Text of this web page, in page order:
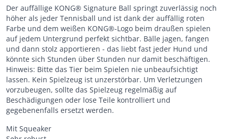
Der auffällige KONG® Signature Ball springt zuverlässig noch
höher als jeder Tennisball und ist dank der auffällig roten
Farbe und dem weißen KONG®-Logo beim draußen spielen
auf jedem Untergrund perfekt sichtbar. Bälle jagen, fangen
und dann stolz apportieren - das liebt fast jeder Hund und
könnte sich Stunden über Stunden nur damit beschäftigen.
Hinweis: Bitte das Tier beim Spielen nie unbeaufsichtigt
lassen. Kein Spielzeug ist unzerstörbar. Um Verletzungen
vorzubeugen, sollte das Spielzeug regelmäßig auf
Beschädigungen oder lose Teile kontrolliert und
gegebenenfalls ersetzt werden.
Mit Squeaker